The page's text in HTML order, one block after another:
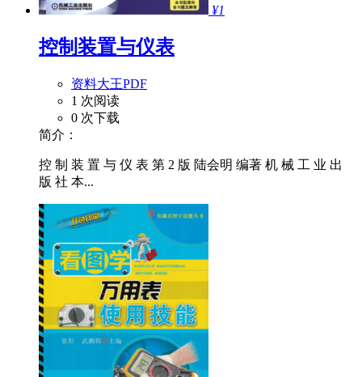
¥1
控制装置与仪表
资料大王PDF
1 次阅读
0 次下载
简介：
控 制 装 置 与 仪 表 第 2 版 陆会明 编著 机 械 工 业 出
版 社 本...